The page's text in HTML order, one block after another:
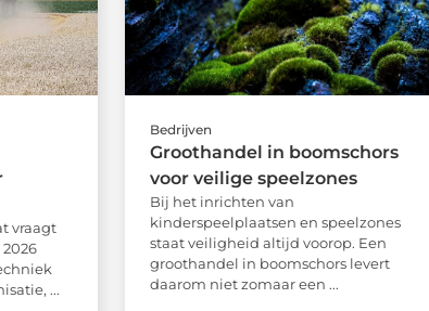
vraagt
...
Bedrijven
Groothandel in boomschors
voor veilige speelzones
Bij het inrichten van
kinderspeelplaatsen en speelzones
staat veiligheid altijd voorop. Een
groothandel in boomschors levert
daarom niet zomaar een ...